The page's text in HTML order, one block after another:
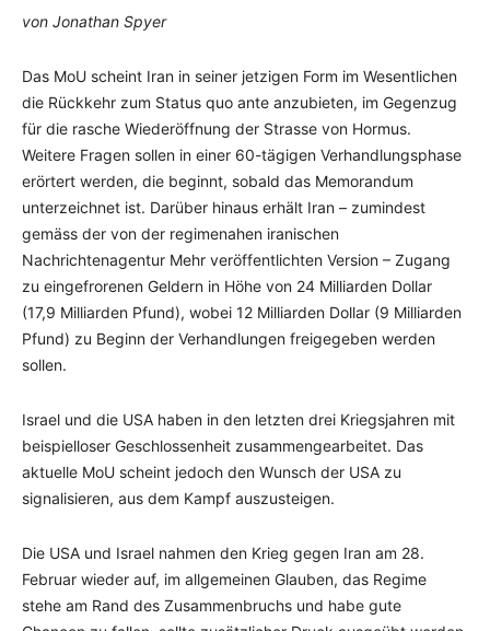
von Jonathan Spyer
Das MoU scheint Iran in seiner jetzigen Form im Wesentlichen
die Rückkehr zum Status quo ante anzubieten, im Gegenzug
für die rasche Wiederöffnung der Strasse von Hormus.
Weitere Fragen sollen in einer 60-tägigen Verhandlungsphase
erörtert werden, die beginnt, sobald das Memorandum
unterzeichnet ist. Darüber hinaus erhält Iran – zumindest
gemäss der von der regimenahen iranischen
Nachrichtenagentur Mehr veröffentlichten Version – Zugang
zu eingefrorenen Geldern in Höhe von 24 Milliarden Dollar
(17,9 Milliarden Pfund), wobei 12 Milliarden Dollar (9 Milliarden
Pfund) zu Beginn der Verhandlungen freigegeben werden
sollen.
Israel und die USA haben in den letzten drei Kriegsjahren mit
beispielloser Geschlossenheit zusammengearbeitet. Das
aktuelle MoU scheint jedoch den Wunsch der USA zu
signalisieren, aus dem Kampf auszusteigen.
Die USA und Israel nahmen den Krieg gegen Iran am 28.
Februar wieder auf, im allgemeinen Glauben, das Regime
stehe am Rand des Zusammenbruchs und habe gute